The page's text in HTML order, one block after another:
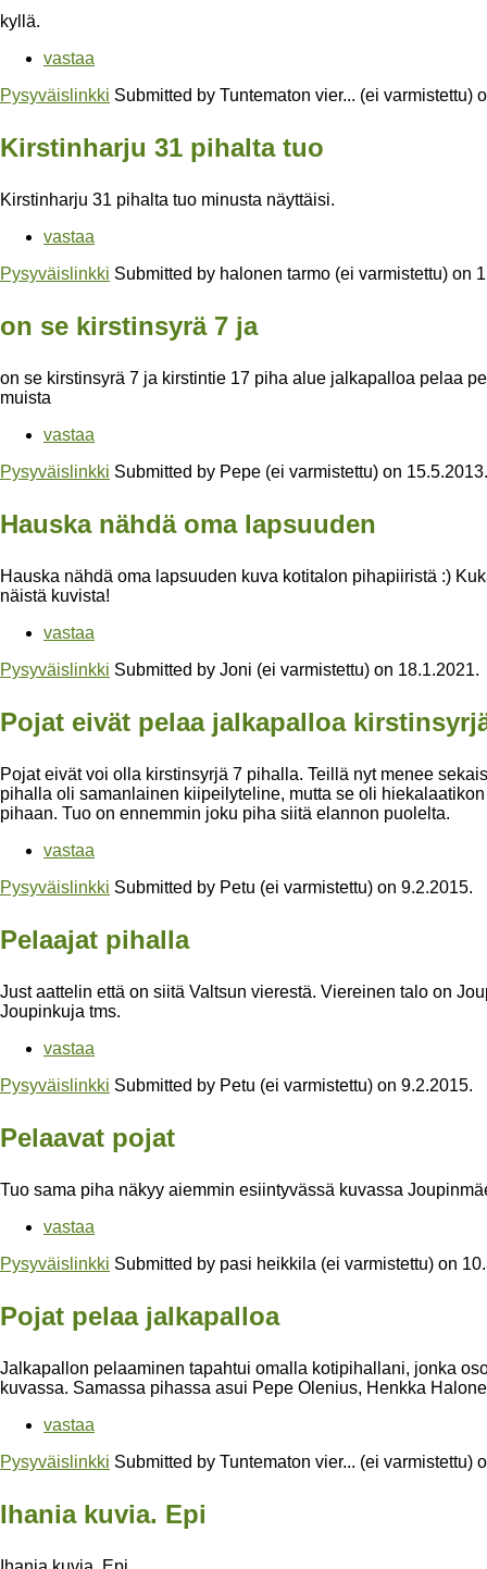
kyllä.
vastaa
Pysyväislinkki Submitted by Tuntematon vier... (ei varmistettu)
Kirstinharju 31 pihalta tuo
Kirstinharju 31 pihalta tuo minusta näyttäisi.
vastaa
Pysyväislinkki Submitted by halonen tarmo (ei varmistettu) on
on se kirstinsyrä 7 ja
on se kirstinsyrä 7 ja kirstintie 17 piha alue jalkapalloa pelaa
muista
vastaa
Pysyväislinkki Submitted by Pepe (ei varmistettu) on 15.5.2013.
Hauska nähdä oma lapsuuden
Hauska nähdä oma lapsuuden kuva kotitalon pihapiiristä :)
näistä kuvista!
vastaa
Pysyväislinkki Submitted by Joni (ei varmistettu) on 18.1.2021.
Pojat eivät pelaa jalkapalloa
Pojat eivät voi olla kirstinsyrjä 7 pihalla. Teillä nyt menee
pihalla oli samanlainen kiipeilyteline, mutta se oli
pihaan. Tuo on ennemmin joku piha siitä elannon puolelta.
vastaa
Pysyväislinkki Submitted by Petu (ei varmistettu) on 9.2.2015.
Pelaajat pihalla
Just aattelin että on siitä Valtsun vierestä. Viereinen talo on
Joupinkuja tms.
vastaa
Pysyväislinkki Submitted by Petu (ei varmistettu) on 9.2.2015.
Pelaavat pojat
Tuo sama piha näkyy aiemmin esiintyvässä kuvassa
vastaa
Pysyväislinkki Submitted by pasi heikkila (ei varmistettu) on
Pojat pelaa jalkapalloa
Jalkapallon pelaaminen tapahtui omalla kotipihallani, jonka
kuvassa. Samassa pihassa asui Pepe Olenius, Henkka
vastaa
Pysyväislinkki Submitted by Tuntematon vier... (ei varmistettu)
Ihania kuvia. Epi